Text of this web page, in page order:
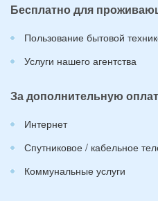
Бесплатно для
Пользование бытовой
Услуги нашего агентства
За дополнительную
Интернет
Спутниковое / кабельное
Коммунальные услуги